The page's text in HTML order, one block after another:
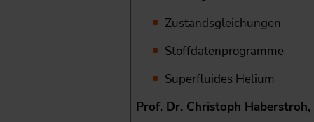
Zustandsgleichungen
Stoffdatenprogramme
Superfluides Helium
Prof. Dr. Christoph Haberstroh,